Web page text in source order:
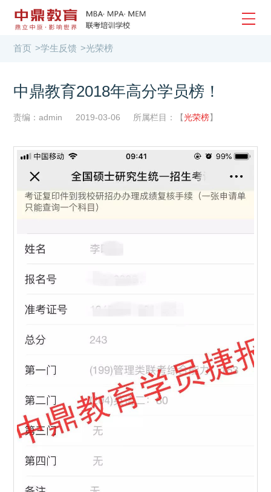
首页 >学生反馈 >光荣榜
中鼎教育2018年高分学员榜！
责编：admin 2019-03-06 所属栏目：【光荣榜】